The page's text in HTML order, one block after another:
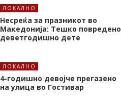
ЛОКАЛНО
Несреќа за празникот во
Македонија: Тешко повредено
деветгодишно дете
ЛОКАЛНО
4-годишно девојче прегазено
на улица во Гостивар